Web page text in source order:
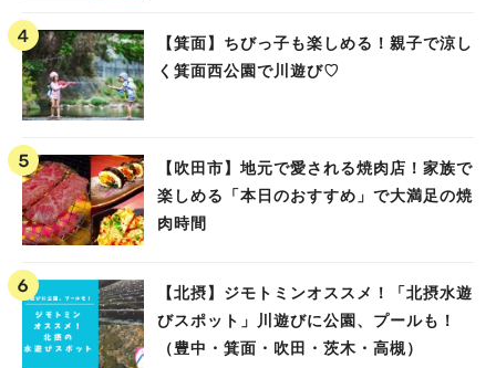
【箕面】ちびっ子も楽しめる！親子で涼し
く箕面西公園で川遊び♡
【吹田市】地元で愛される焼肉店！家族で
楽しめる「本日のおすすめ」で大満足の焼
肉時間
【北摂】ジモトミンオススメ！「北摂水遊
びスポット」川遊びに公園、プールも！
（豊中・箕面・吹田・茨木・高槻）